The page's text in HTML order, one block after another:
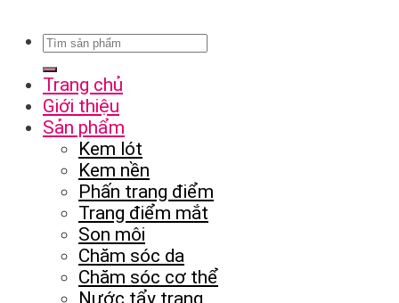
Trang chủ
Giới thiệu
Sản phẩm
Kem lót
Kem nền
Phấn trang điểm
Trang điểm mắt
Son môi
Chăm sóc da
Chăm sóc cơ thể
Nước tẩy trang